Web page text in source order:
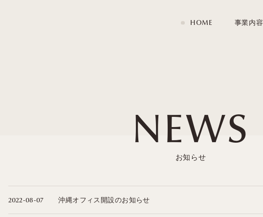
HOME 事業内容
NEWS
2022-08-07 沖縄オフィス開設のお知らせ